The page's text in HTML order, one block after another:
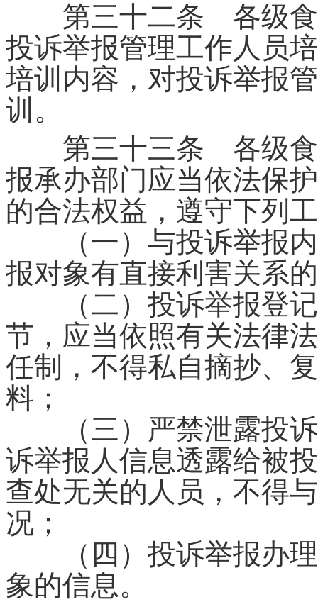
第三十二条 各级食
投诉举报管理工作人员
培训内容，对投诉举报
训。
第三十三条 各级食
报承办部门应当依法保
的合法权益，遵守下列
（一）与投诉举报内
报对象有直接利害关系
（二）投诉举报登记
节，应当依照有关法律
任制，不得私自摘抄、
料；
（三）严禁泄露投诉
诉举报人信息透露给被
查处无关的人员，不得
况；
（四）投诉举报办理
象的信息。